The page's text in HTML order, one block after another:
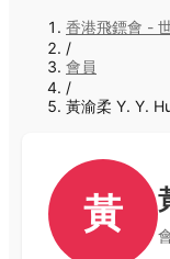
香港飛鏢會 -
/
會員
/
黃渝柔 Y. Y.
黃